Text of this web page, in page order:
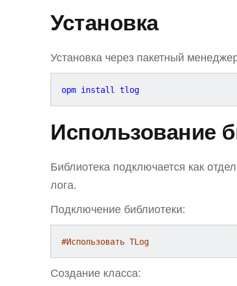
Установка
Установка через пакетный
opm install tlog
Использование
Библиотека подключается как
лога.
Подключение библиотеки:
#Использовать TLog
Создание класса: